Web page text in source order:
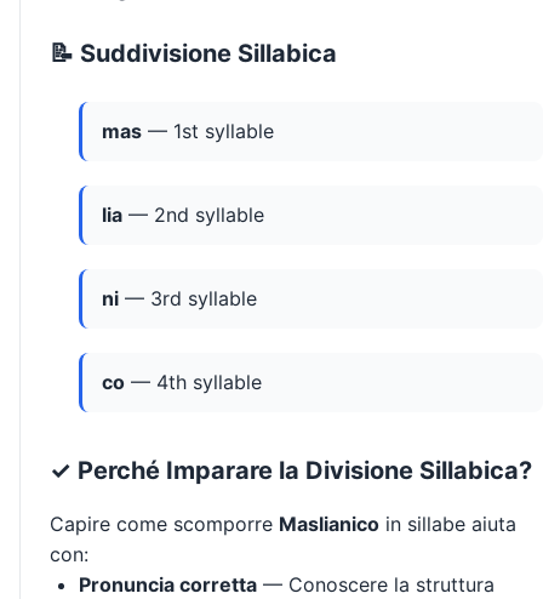
📝 Suddivisione Sillabica
mas — 1st syllable
lia — 2nd syllable
ni — 3rd syllable
co — 4th syllable
✓ Perché Imparare la Divisione Sillabica?
Capire come scomporre Maslianico in sillabe aiuta
con:
Pronuncia corretta — Conoscere la struttura